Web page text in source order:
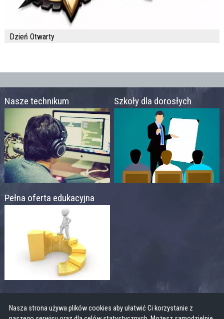
Dzień Otwarty
Nasze technikum Szkoły dla dorosłych
Pełna oferta edukacyjna
Nasza strona używa plików cookies aby ułatwić Ci korzystanie z